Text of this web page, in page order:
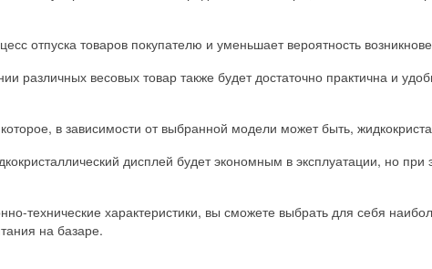
отпуска товаров покупателю и уменьшает вероятность
различных весовых товар также будет достаточно практична и
в зависимости от выбранной модели может быть,
дисплей будет экономным в эксплуатации, но
технические характеристики, вы сможете выбрать для себя
на базаре.